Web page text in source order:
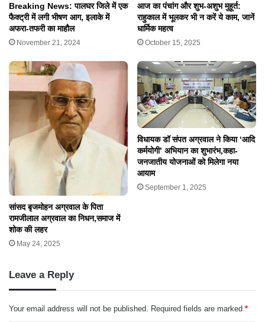
Breaking News: पालघर जिले में एक
फैक्ट्री में लगी भीषण आग, इलाके में
अफरा-तफरी का माहौल
November 21, 2024
आज का पंचांग और शुभ-अशुभ मुहूर्त:
राहुकाल में भूलकर भी न करें ये काम, जानें
धार्मिक महत्व
October 15, 2025
सांसद बृजमोहन अग्रवाल के पिता
रामजीलाल अग्रवाल का निधन,समाज में
शोक की लहर
May 24, 2025
विधायक डॉ संपत अग्रवाल ने किया ‘आदि
कर्मयोगी’ अभियान का शुभारंभ,कहा-
जनजातीय योजनाओं को मिलेगा नया
आयाम
September 1, 2025
Leave a Reply
Your email address will not be published. Required fields are marked *